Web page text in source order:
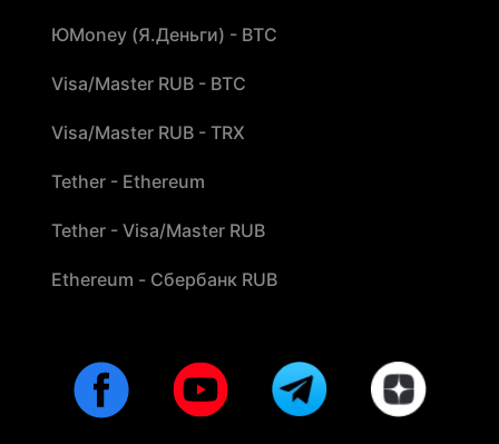
ЮMoney (Я.Деньги) - BTC
Visa/Master RUB - BTC
Visa/Master RUB - TRX
Tether - Ethereum
Tether - Visa/Master RUB
Ethereum - Сбербанк RUB